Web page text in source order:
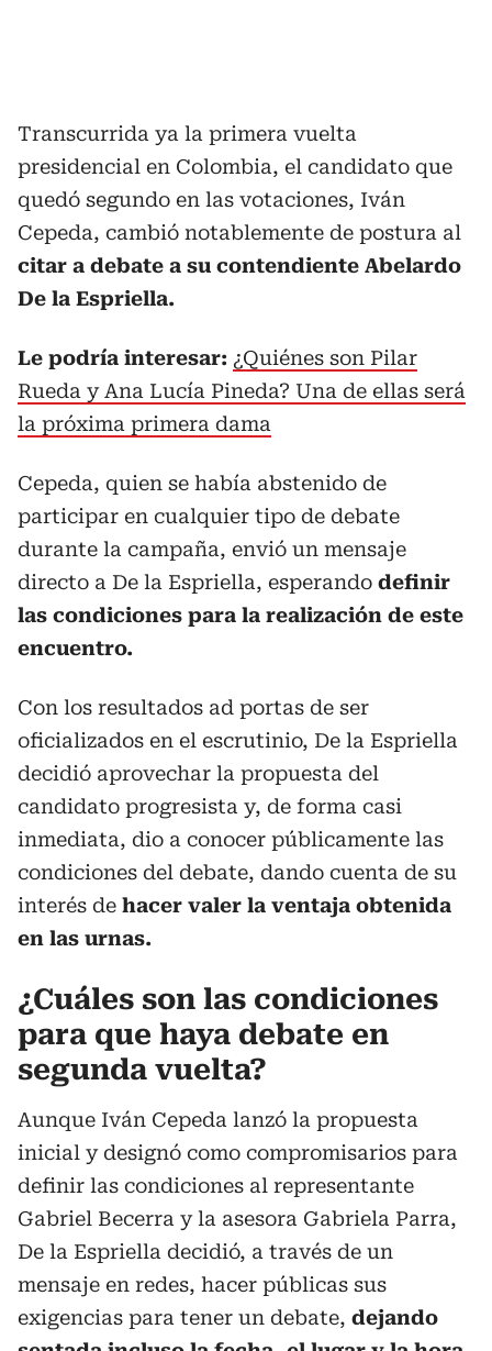
Transcurrida ya la primera vuelta
presidencial en Colombia, el candidato que
quedó segundo en las votaciones, Iván
Cepeda, cambió notablemente de postura al
citar a debate a su contendiente Abelardo
De la Espriella.
Le podría interesar: ¿Quiénes son Pilar
Rueda y Ana Lucía Pineda? Una de ellas será
la próxima primera dama
Cepeda, quien se había abstenido de
participar en cualquier tipo de debate
durante la campaña, envió un mensaje
directo a De la Espriella, esperando definir
las condiciones para la realización de este
encuentro.
Con los resultados ad portas de ser
oficializados en el escrutinio, De la Espriella
decidió aprovechar la propuesta del
candidato progresista y, de forma casi
inmediata, dio a conocer públicamente las
condiciones del debate, dando cuenta de su
interés de hacer valer la ventaja obtenida
en las urnas.
¿Cuáles son las condiciones
para que haya debate en
segunda vuelta?
Aunque Iván Cepeda lanzó la propuesta
inicial y designó como compromisarios para
definir las condiciones al representante
Gabriel Becerra y la asesora Gabriela Parra,
De la Espriella decidió, a través de un
mensaje en redes, hacer públicas sus
exigencias para tener un debate, dejando